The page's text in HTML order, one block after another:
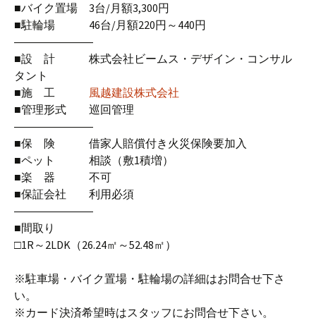
■バイク置場 3台/月額3,300円
■駐輪場 46台/月額220円～440円
―――――――
■設 計 株式会社ビームス・デザイン・コンサル
タント
■施 工 風越建設株式会社
■管理形式 巡回管理
―――――――
■保 険 借家人賠償付き火災保険要加入
■ペット 相談（敷1積増）
■楽 器 不可
■保証会社 利用必須
―――――――
■間取り
□1R～2LDK（26.24㎡～52.48㎡）
※駐車場・バイク置場・駐輪場の詳細はお問合せ下さ
い。
※カード決済希望時はスタッフにお問合せ下さい。